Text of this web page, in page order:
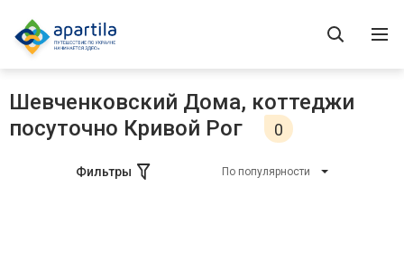
Шевченковский Дома, коттеджи
посуточно Кривой Рог
0
Фильтры По популярности